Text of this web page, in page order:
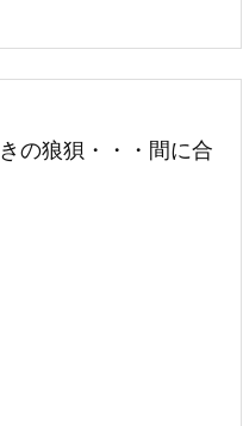
の狼狽・・・間に合